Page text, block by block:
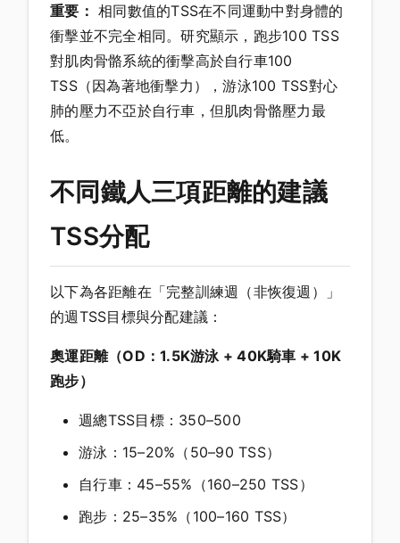
重要： 相同數值的TSS在不同運動中對身體的
衝擊並不完全相同。研究顯示，跑步100 TSS
對肌肉骨骼系統的衝擊高於自行車100
TSS（因為著地衝擊力），游泳100 TSS對心
肺的壓力不亞於自行車，但肌肉骨骼壓力最
低。
不同鐵人三項距離的建議
TSS分配
以下為各距離在「完整訓練週（非恢復週）」
的週TSS目標與分配建議：
奧運距離（OD：1.5K游泳 + 40K騎車 + 10K
跑步）
週總TSS目標：350–500
游泳：15–20%（50–90 TSS）
自行車：45–55%（160–250 TSS）
跑步：25–35%（100–160 TSS）